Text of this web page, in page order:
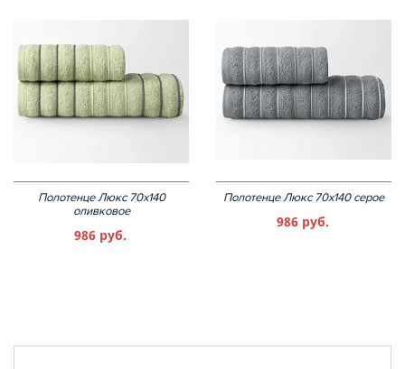
Полотенце Люкс 70х140
оливковое
986 руб.
Полотенце Люкс 70х140 серое
986 руб.